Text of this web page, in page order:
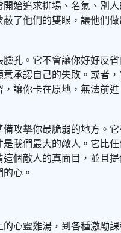
始追求排場、名氣、別
了他們的雙眼，讓他們
孔。它不會讓你好好反
承認自己的失敗。或者
讓你卡在原地，無法前
攻擊你最脆弱的地方。
我們最大的敵人。它比
個敵人的真面目，並且
心。
心靈雞湯，到各種激勵